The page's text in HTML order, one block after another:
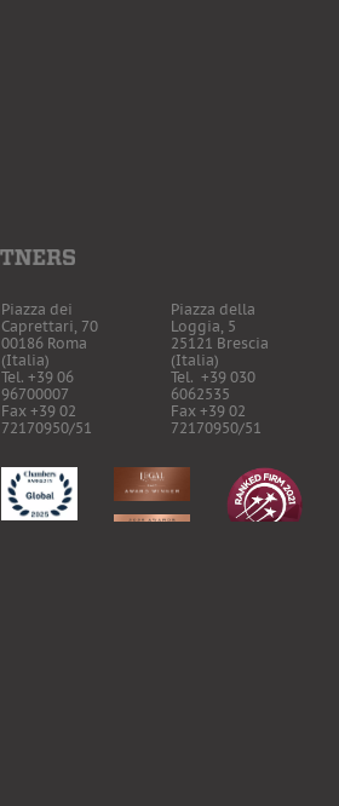
Piazza dei
Caprettari, 70
00186 Roma
(Italia)
Tel. +39 06
96700007
Fax +39 02
72170950/51
Piazza della
Loggia, 5
25121 Brescia
(Italia)
Tel. +39 030
6062535
Fax +39 02
72170950/51